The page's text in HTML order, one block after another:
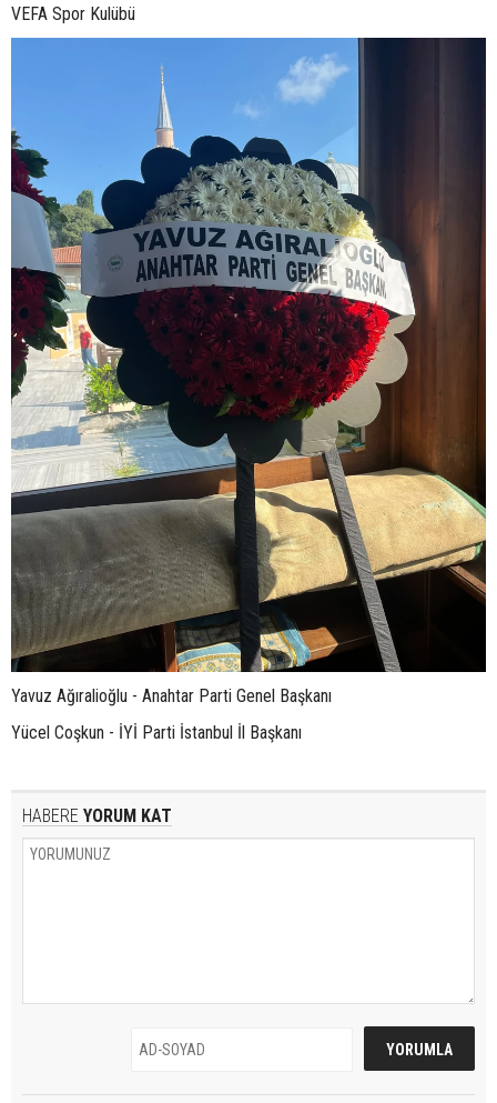
VEFA Spor Kulübü
Yavuz Ağıralioğlu - Anahtar Parti Genel Başkanı
Yücel Coşkun - İYİ Parti İstanbul İl Başkanı
HABERE YORUM KAT